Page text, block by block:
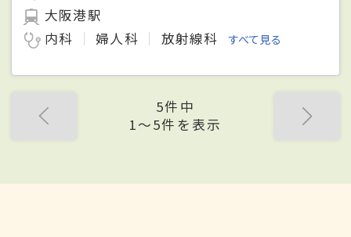
大阪港駅
内科
婦人科 放射線科 すべて見る
5件中
1〜5件を表示